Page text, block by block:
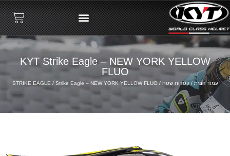
KYT Strike Eagle – NEW YORK YELLOW
FLUO
עמוד הבית /קסדות שטח /
STRIKE EAGLE / Strike Eagle – NEW YORK YELLOW FLUO